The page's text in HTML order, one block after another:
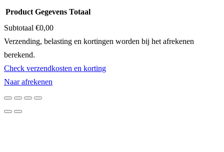
Producten
in
winkelwagen
Product Gegevens Totaal
Subtotaal €0,00
Verzending, belasting en kortingen worden bij het afrekenen
berekend.
Check verzendkosten en korting
Naar afrekenen